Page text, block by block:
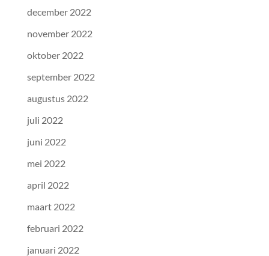
december 2022
november 2022
oktober 2022
september 2022
augustus 2022
juli 2022
juni 2022
mei 2022
april 2022
maart 2022
februari 2022
januari 2022